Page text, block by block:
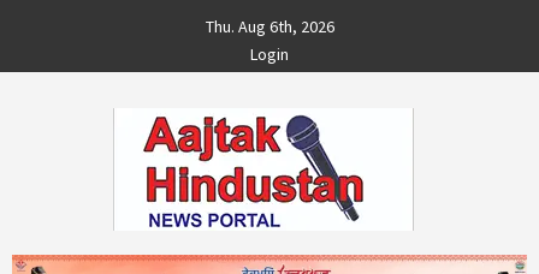
content
Thu. Aug 6th, 2026
Login